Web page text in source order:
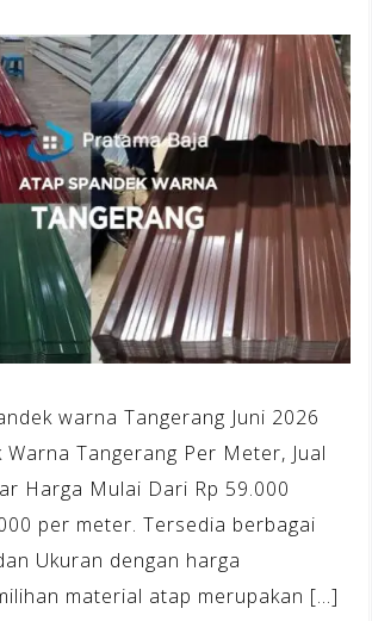
warna Tangerang Juni 2026
Warna Tangerang Per Meter, Jual
Harga Mulai Dari Rp 59.000
per meter. Tersedia berbagai
Ukuran dengan harga
material atap merupakan […]